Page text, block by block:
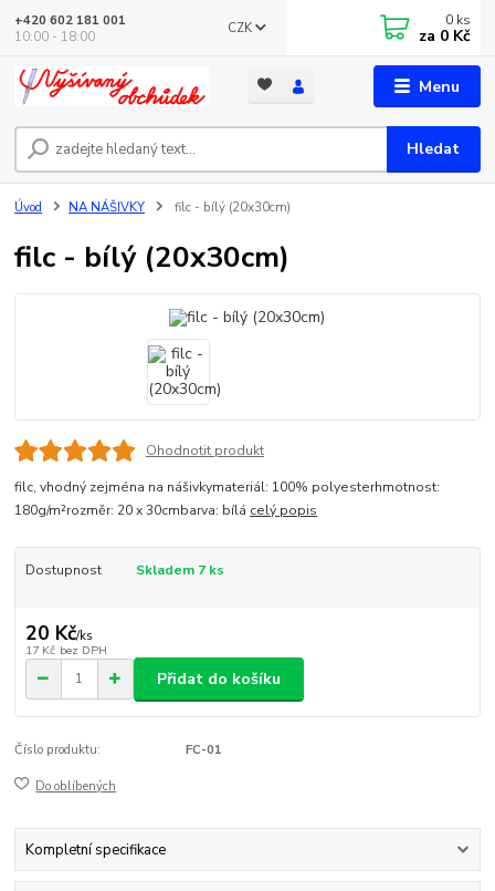
Menu
CZK
Hledat
+420 602 181 001
10:00 - 18:00
0 ks
za 0 Kč
Úvod NA NÁŠIVKY filc - bílý (20x30cm)
filc - bílý (20x30cm)
Ohodnotit produkt
filc, vhodný zejména na nášivkymateriál: 100% polyesterhmotnost:
180g/m²rozměr: 20 x 30cmbarva: bílá celý popis
Dostupnost Skladem 7 ks
20 Kč/ks
17 Kč bez DPH
Přidat do košíku
Číslo produktu: FC-01
Do oblíbených
Kompletní specifikace